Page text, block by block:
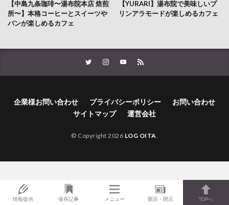
【中島九条珈琲〜湯布院本店 焙煎
所〜】本格コーヒーとスイーツや
パンが楽しめるカフェ
【YURARI】湯布院で美味しいプ
リンアラモードが楽しめるカフェ
企業様お問い合わせ プライバシーポリシー
お問い合わせ
サイトマップ
運営会社
© Copyright 2026 LOG OITA
情報提供 保存記事 メニュー 開店・閉店 TOPへ